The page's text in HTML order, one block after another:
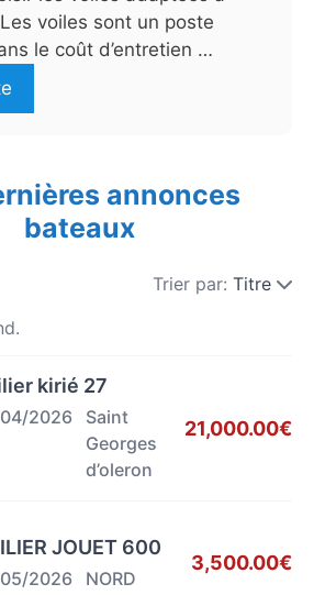
voiles sont un poste
le coût d’entretien …
annonces
bateaux
Trier par: Titre
kirié 27
2026
Saint
Georges
d’oleron
21,000.00€
JOUET 600
2026 NORD
3,500.00€